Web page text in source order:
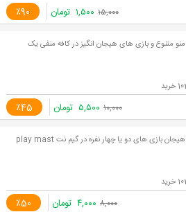
٪90 ۱۵,۰۰۰ ۱,۵۰۰ تومان
منو متنوع و بازی های هیجان انگیز در کافه منفی یک
٪45 ۱۰,۰۰۰ ۵,۵۰۰ تومان
هیجان بازی های دو یا چهار نفره در گیم نت play mast
٪50 ۸,۰۰۰ ۴,۰۰۰ تومان